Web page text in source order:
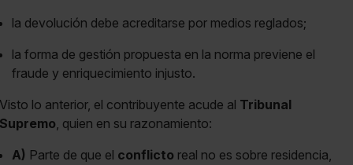
la devolución debe acreditarse por medios reglados;
la forma de gestión propuesta en la norma previene el
fraude y enriquecimiento injusto.
Visto lo anterior, el contribuyente acude al Tribunal
Supremo, quien en su razonamiento:
A) Parte de que el conflicto real no es sobre residencia,